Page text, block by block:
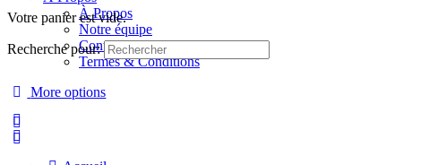
À Propos
Notre équipe
Contact
Termes & Conditions
More options
Votre panier est vide.
Recherche pour: